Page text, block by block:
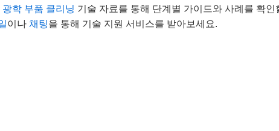
광학 부품 클리닝 기술 자료를 통해 단계별 가이드와 사례를 확인
이나 채팅을 통해 기술 지원 서비스를 받아보세요.